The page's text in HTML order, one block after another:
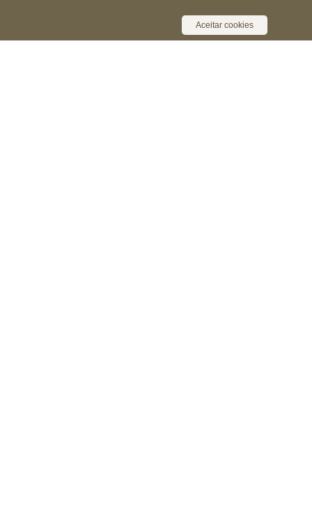
Aceitar cookies